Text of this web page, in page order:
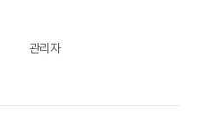
관리자